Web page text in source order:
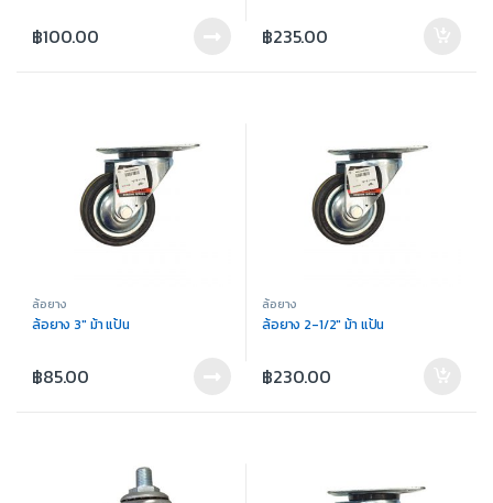
฿100.00 ฿235.00
ล้อยาง
ล้อยาง 3″ ม้า แป้น
฿85.00
ล้อยาง
ล้อยาง 2-1/2″ ม้า แป้น
฿230.00